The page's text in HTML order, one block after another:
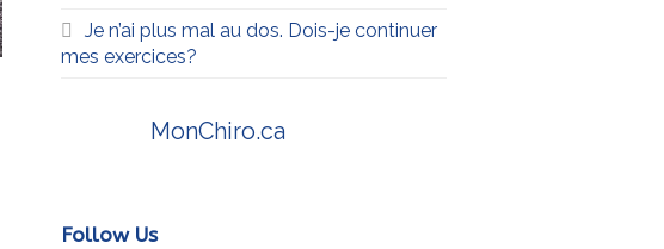
Je n’ai plus mal au dos. Dois-je continuer
mes exercices?
MonChiro.ca
Follow Us